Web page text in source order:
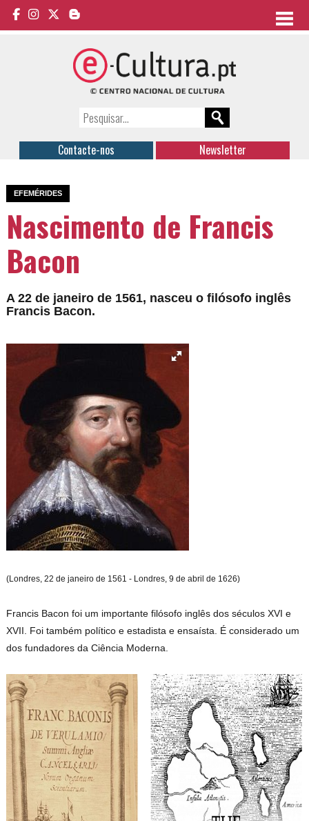
Contacte-nos Newsletter
EFEMÉRIDES
Nascimento de Francis
Bacon
A 22 de janeiro de 1561, nasceu o filósofo inglês
Francis Bacon.
(Londres, 22 de janeiro de 1561 - Londres, 9 de abril de 1626)
Francis Bacon foi um importante filósofo inglês dos séculos XVI e
XVII. Foi também político e estadista e ensaísta. É considerado um
dos fundadores da Ciência Moderna.